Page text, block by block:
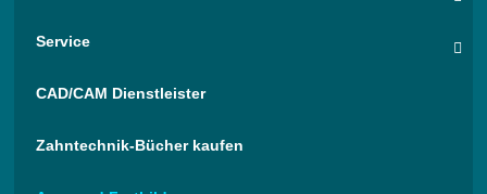
Service
CAD/CAM Dienstleister
Zahntechnik-Bücher kaufen